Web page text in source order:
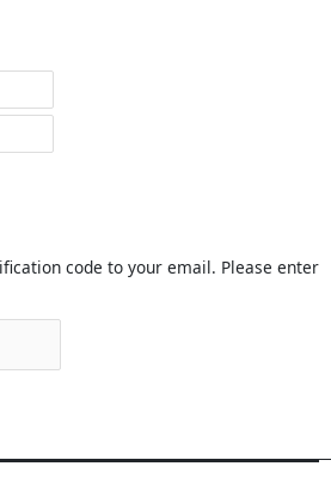
code to your email. Please enter